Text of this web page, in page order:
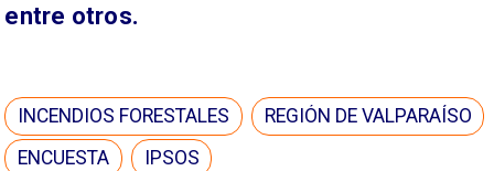
entre otros.
INCENDIOS FORESTALES
REGIÓN DE VALPARAÍSO
ENCUESTA
IPSOS